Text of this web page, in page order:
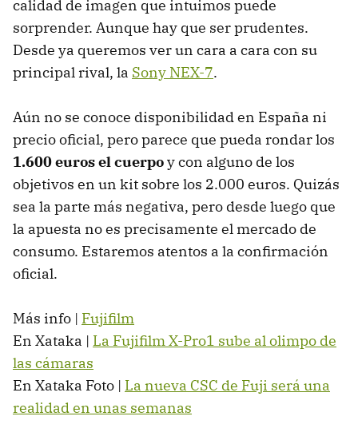
calidad de imagen que intuimos puede
sorprender. Aunque hay que ser prudentes.
Desde ya queremos ver un cara a cara con su
principal rival, la Sony NEX-7.
Aún no se conoce disponibilidad en España ni
precio oficial, pero parece que pueda rondar los
1.600 euros el cuerpoy con alguno de los
objetivos en un kit sobre los 2.000 euros. Quizás
sea la parte más negativa, pero desde luego que
la apuesta no es precisamente el mercado de
consumo. Estaremos atentos a la confirmación
oficial.
Más info | Fujifilm
En Xataka | La Fujifilm X-Pro1 sube al olimpo de
las cámaras
En Xataka Foto | La nueva CSC de Fuji será una
realidad en unas semanas